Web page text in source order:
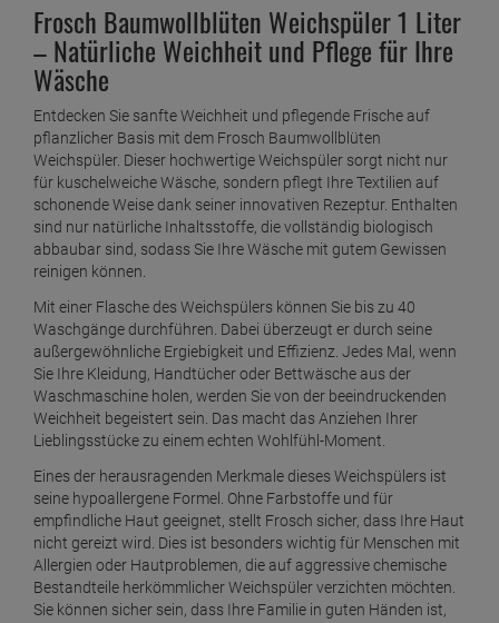
Frosch Baumwollblüten Weichspüler 1 Liter
– Natürliche Weichheit und Pflege für Ihre
Wäsche
Entdecken Sie sanfte Weichheit und pflegende Frische auf
pflanzlicher Basis mit dem Frosch Baumwollblüten
Weichspüler. Dieser hochwertige Weichspüler sorgt nicht nur
für kuschelweiche Wäsche, sondern pflegt Ihre Textilien auf
schonende Weise dank seiner innovativen Rezeptur. Enthalten
sind nur natürliche Inhaltsstoffe, die vollständig biologisch
abbaubar sind, sodass Sie Ihre Wäsche mit gutem Gewissen
reinigen können.
Mit einer Flasche des Weichspülers können Sie bis zu 40
Waschgänge durchführen. Dabei überzeugt er durch seine
außergewöhnliche Ergiebigkeit und Effizienz. Jedes Mal, wenn
Sie Ihre Kleidung, Handtücher oder Bettwäsche aus der
Waschmaschine holen, werden Sie von der beeindruckenden
Weichheit begeistert sein. Das macht das Anziehen Ihrer
Lieblingsstücke zu einem echten Wohlfühl-Moment.
Eines der herausragenden Merkmale dieses Weichspülers ist
seine hypoallergene Formel. Ohne Farbstoffe und für
empfindliche Haut geeignet, stellt Frosch sicher, dass Ihre Haut
nicht gereizt wird. Dies ist besonders wichtig für Menschen mit
Allergien oder Hautproblemen, die auf aggressive chemische
Bestandteile herkömmlicher Weichspüler verzichten möchten.
Sie können sicher sein, dass Ihre Familie in guten Händen ist,